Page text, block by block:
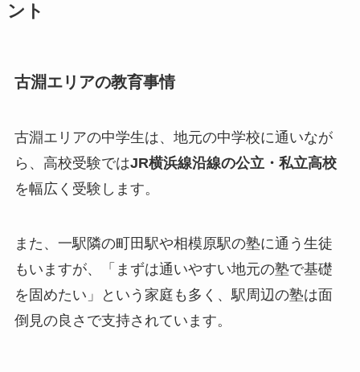
ント
古淵エリアの教育事情
古淵エリアの中学生は、地元の中学校に通いなが
ら、高校受験ではJR横浜線沿線の公立・私立高校
を幅広く受験します。
また、一駅隣の町田駅や相模原駅の塾に通う生徒
もいますが、「まずは通いやすい地元の塾で基礎
を固めたい」という家庭も多く、駅周辺の塾は面
倒見の良さで支持されています。